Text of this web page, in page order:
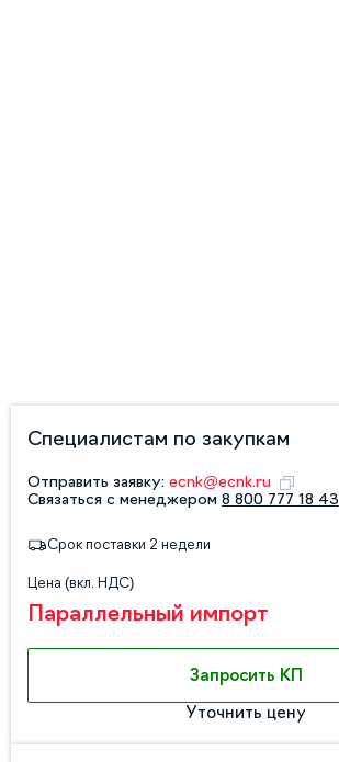
Специалистам по закупкам
Отправить заявку: ecnk@ecnk.ru
Связаться с менеджером 8 800 777 18 43
Срок поставки 2 недели
Цена (вкл. НДС)
Параллельный импорт
Запросить КП
Уточнить цену